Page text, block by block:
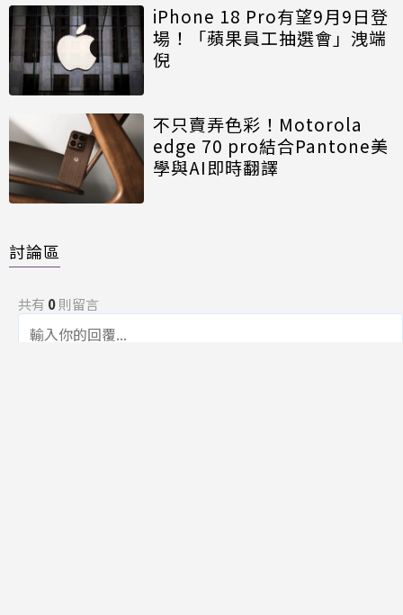
iPhone 18 Pro有望9月9日登
場！「蘋果員工抽選會」洩端
倪
不只賣弄色彩！Motorola
edge 70 pro結合Pantone美
學與AI即時翻譯
討論區
共有 0則留言